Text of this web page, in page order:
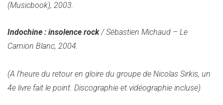
(Musicbook), 2003.
Indochine : insolence rock/ Sébastien Michaud – Le
Camion Blanc, 2004.
(A l’heure du retour en gloire du groupe de Nicolas Sirkis, un
4e livre fait le point. Discographie et vidéographie incluse)